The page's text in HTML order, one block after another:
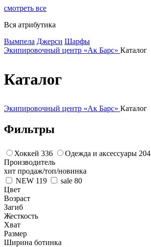
смотреть все
Вся атрибутика
Вымпела Джерси Шарфы
Экипировочный центр «Ак Барс» Каталог
Каталог
Экипировочный центр «Ак Барс» Каталог
Фильтры
Хоккей 336 Одежда и аксессуары 204
Производитель
хит продаж/топ/новинка
NEW 119 sale 80
Цвет
Возраст
Загиб
Жесткость
Хват
Размер
Ширина ботинка